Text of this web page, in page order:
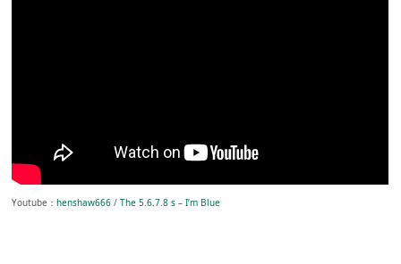
Youtube：henshaw666 /The 5.6.7.8 s – I’m Blue